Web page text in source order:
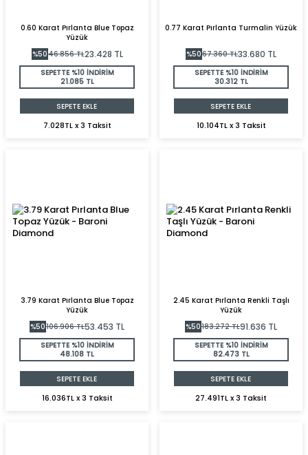
0.60 Karat Pırlanta Blue Topaz
Yüzük
%5046.856TL23.428 TL
SEPETTE %10 İNDİRİM
21.085 TL
SEPETE EKLE
7.028TL x 3 Taksit
0.77 Karat Pırlanta Turmalin Yüzük
%5067.360TL33.680 TL
SEPETTE %10 İNDİRİM
30.312 TL
SEPETE EKLE
10.104TL x 3 Taksit
3.79 Karat Pırlanta Blue Topaz
Yüzük
%50106.906TL53.453 TL
SEPETTE %10 İNDİRİM
48.108 TL
SEPETE EKLE
16.036TL x 3 Taksit
2.45 Karat Pırlanta Renkli Taşlı
Yüzük
%50183.272TL91.636 TL
SEPETTE %10 İNDİRİM
82.473 TL
SEPETE EKLE
27.491TL x 3 Taksit